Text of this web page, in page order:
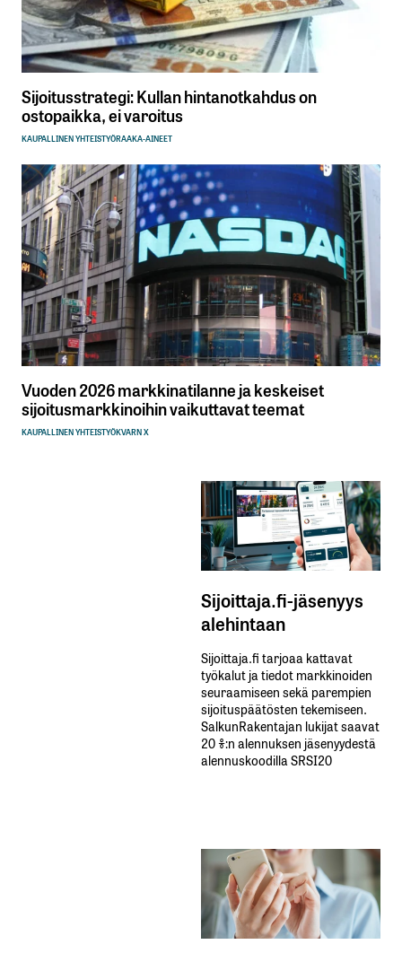
Sijoitusstrategi: Kullan hintanotkahdus on
ostopaikka, ei varoitus
KAUPALLINEN YHTEISTYÖRAAKA-AINEET
Vuoden 2026 markkinatilanne ja keskeiset
sijoitusmarkkinoihin vaikuttavat teemat
KAUPALLINEN YHTEISTYÖKVARN X
Sijoittaja.fi-jäsenyys
alehintaan
Sijoittaja.fi tarjoaa kattavat
työkalut ja tiedot markkinoiden
seuraamiseen sekä parempien
sijoituspäätösten tekemiseen.
SalkunRakentajan lukijat saavat
20 %:n alennuksen jäsenyydestä
alennuskoodilla SRSI20